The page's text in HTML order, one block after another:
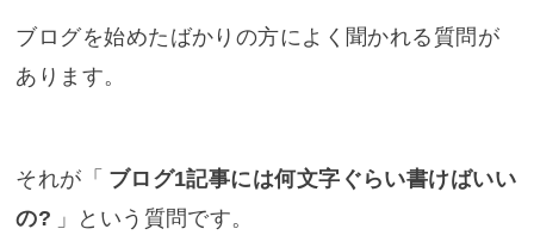
ブログを始めたばかりの方によく聞かれる質問が
あります。
それが「 ブログ1記事には何文字ぐらい書けばいい
の? 」という質問です。